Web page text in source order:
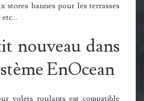
stores bannes pour les terrasses
etc…
nouveau dans
EnOcean
volets roulants est compatible